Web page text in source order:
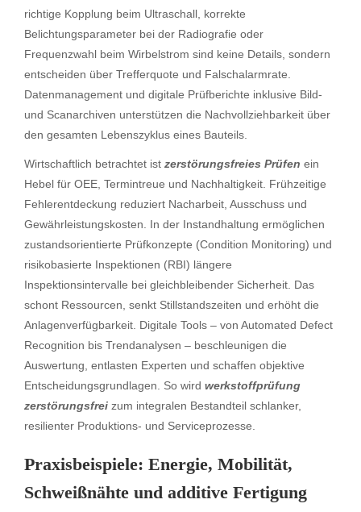
richtige Kopplung beim Ultraschall, korrekte
Belichtungsparameter bei der Radiografie oder
Frequenzwahl beim Wirbelstrom sind keine Details, sondern
entscheiden über Trefferquote und Falschalarmrate.
Datenmanagement und digitale Prüfberichte inklusive Bild-
und Scanarchiven unterstützen die Nachvollziehbarkeit über
den gesamten Lebenszyklus eines Bauteils.
Wirtschaftlich betrachtet ist zerstörungsfreies Prüfen ein
Hebel für OEE, Termintreue und Nachhaltigkeit. Frühzeitige
Fehlerentdeckung reduziert Nacharbeit, Ausschuss und
Gewährleistungskosten. In der Instandhaltung ermöglichen
zustandsorientierte Prüfkonzepte (Condition Monitoring) und
risikobasierte Inspektionen (RBI) längere
Inspektionsintervalle bei gleichbleibender Sicherheit. Das
schont Ressourcen, senkt Stillstandszeiten und erhöht die
Anlagenverfügbarkeit. Digitale Tools – von Automated Defect
Recognition bis Trendanalysen – beschleunigen die
Auswertung, entlasten Experten und schaffen objektive
Entscheidungsgrundlagen. So wird werkstoffprüfung
zerstörungsfrei zum integralen Bestandteil schlanker,
resilienter Produktions- und Serviceprozesse.
Praxisbeispiele: Energie, Mobilität,
Schweißnähte und additive Fertigung